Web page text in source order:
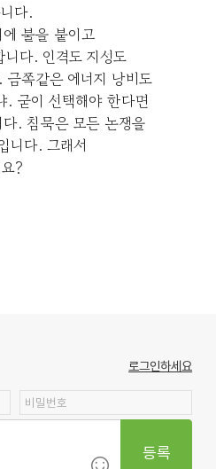
다.
불을 붙이고
다. 인격도 지성도
쪽같은 에너지 낭비도
. 굳이 선택해야 한다면
. 침묵은 모든 논쟁을
니다. 그래서
?
로그인하세요
등록